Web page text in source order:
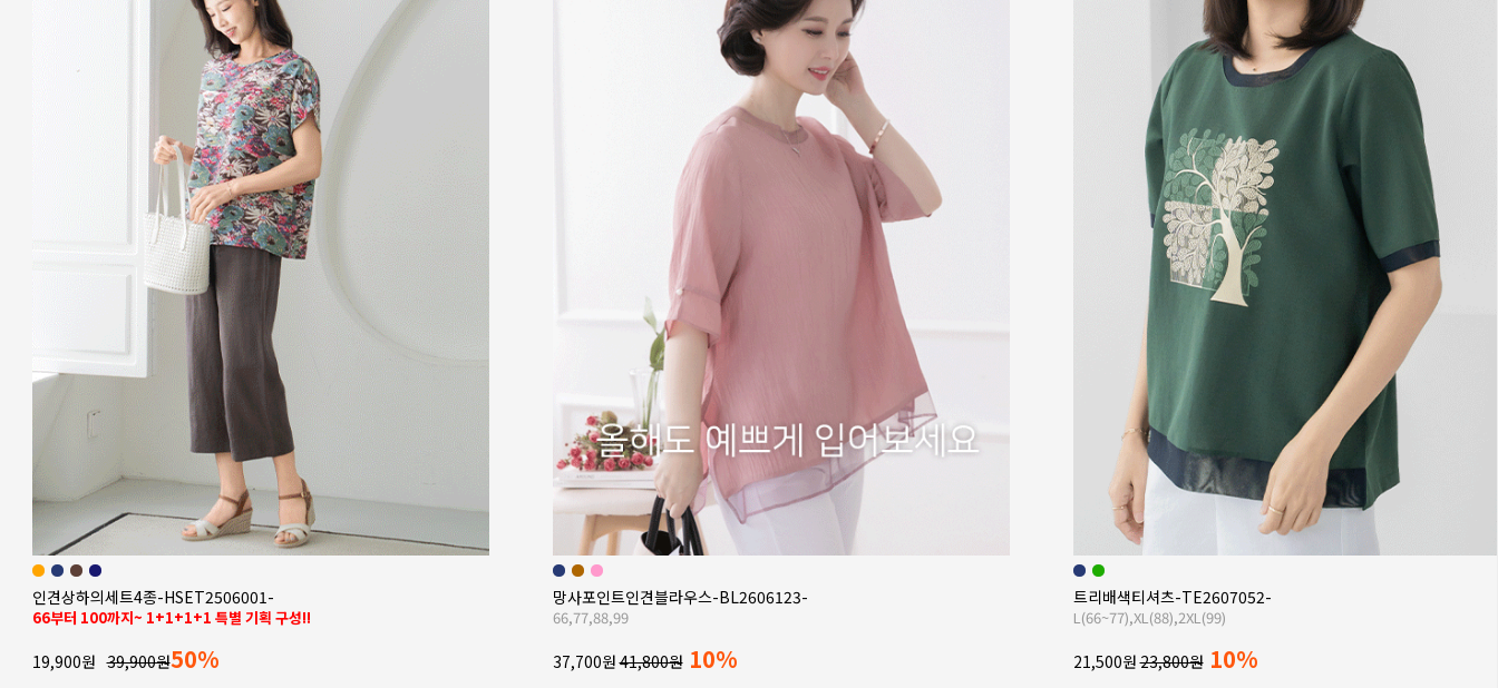
1+1 워터풀펀칭자켓&티셔츠세트-HEN2504001-
55,66,77,88,99,100,110
9,900원 59,900원83%
1+1+1 풍기인견팬츠3종-HPN2505001-
55부터 110까지~ 1+1+1 특별 기획 구성!!
29,900원 69,900원 57%
리오셀클라우드블라우스-BL2606117-
L(66~88),XL(99~110)
35,900원39,800원10%